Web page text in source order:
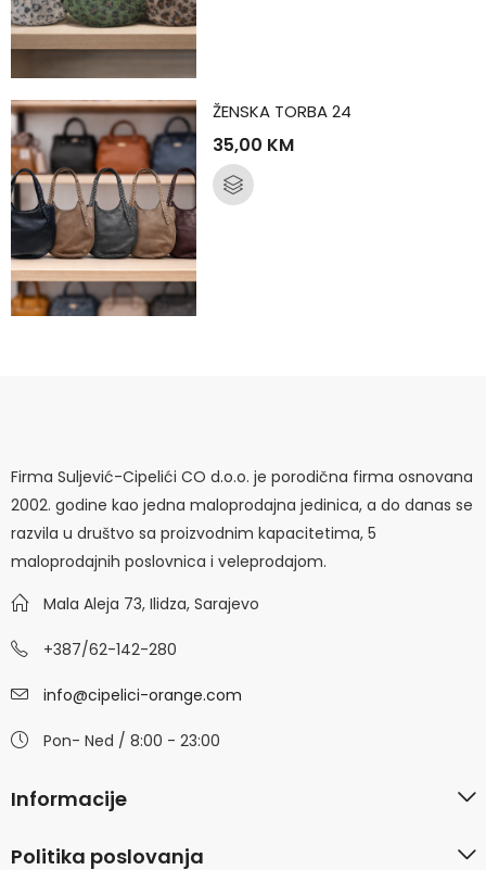
ŽENSKA TORBA 24
35,00 KM
Firma Suljević-Cipelići CO d.o.o. je porodična firma osnovana
2002. godine kao jedna maloprodajna jedinica, a do danas se
razvila u društvo sa proizvodnim kapacitetima, 5
maloprodajnih poslovnica i veleprodajom.
Mala Aleja 73, Ilidza, Sarajevo
+387/62-142-280
info@cipelici-orange.com
Pon- Ned / 8:00 - 23:00
Informacije
Politika poslovanja